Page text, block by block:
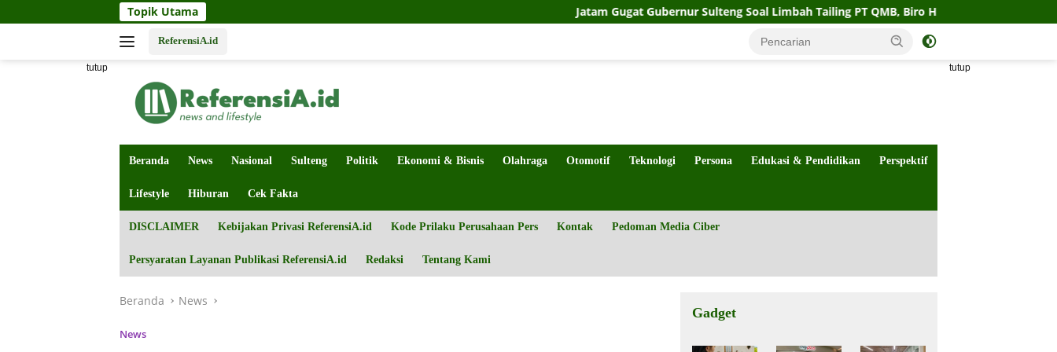
ke
Topik Utama Jatam Gugat Gubernur Sulteng Soal Limbah Tailing PT QMB, Biro Hukum Sebut Pemprov Siap
ReferensiA.id
tutup tutup
Beranda News Nasional Sulteng Politik Ekonomi & Bisnis Olahraga Otomotif Teknologi Persona Edukasi & Pendidikan Perspektif
Lifestyle Hiburan Cek Fakta
DISCLAIMER Kebijakan Privasi ReferensiA.id Kode Prilaku Perusahaan Pers Kontak Pedoman Media Ciber
Persyaratan Layanan Publikasi ReferensiA.id Redaksi Tentang Kami
Beranda News
News
Gadget